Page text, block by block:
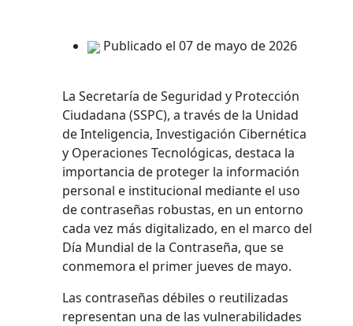
Publicado el 07 de mayo de 2026
La Secretaría de Seguridad y Protección
Ciudadana (SSPC), a través de la Unidad
de Inteligencia, Investigación Cibernética
y Operaciones Tecnológicas, destaca la
importancia de proteger la información
personal e institucional mediante el uso
de contraseñas robustas, en un entorno
cada vez más digitalizado, en el marco del
Día Mundial de la Contraseña, que se
conmemora el primer jueves de mayo.
Las contraseñas débiles o reutilizadas
representan una de las vulnerabilidades